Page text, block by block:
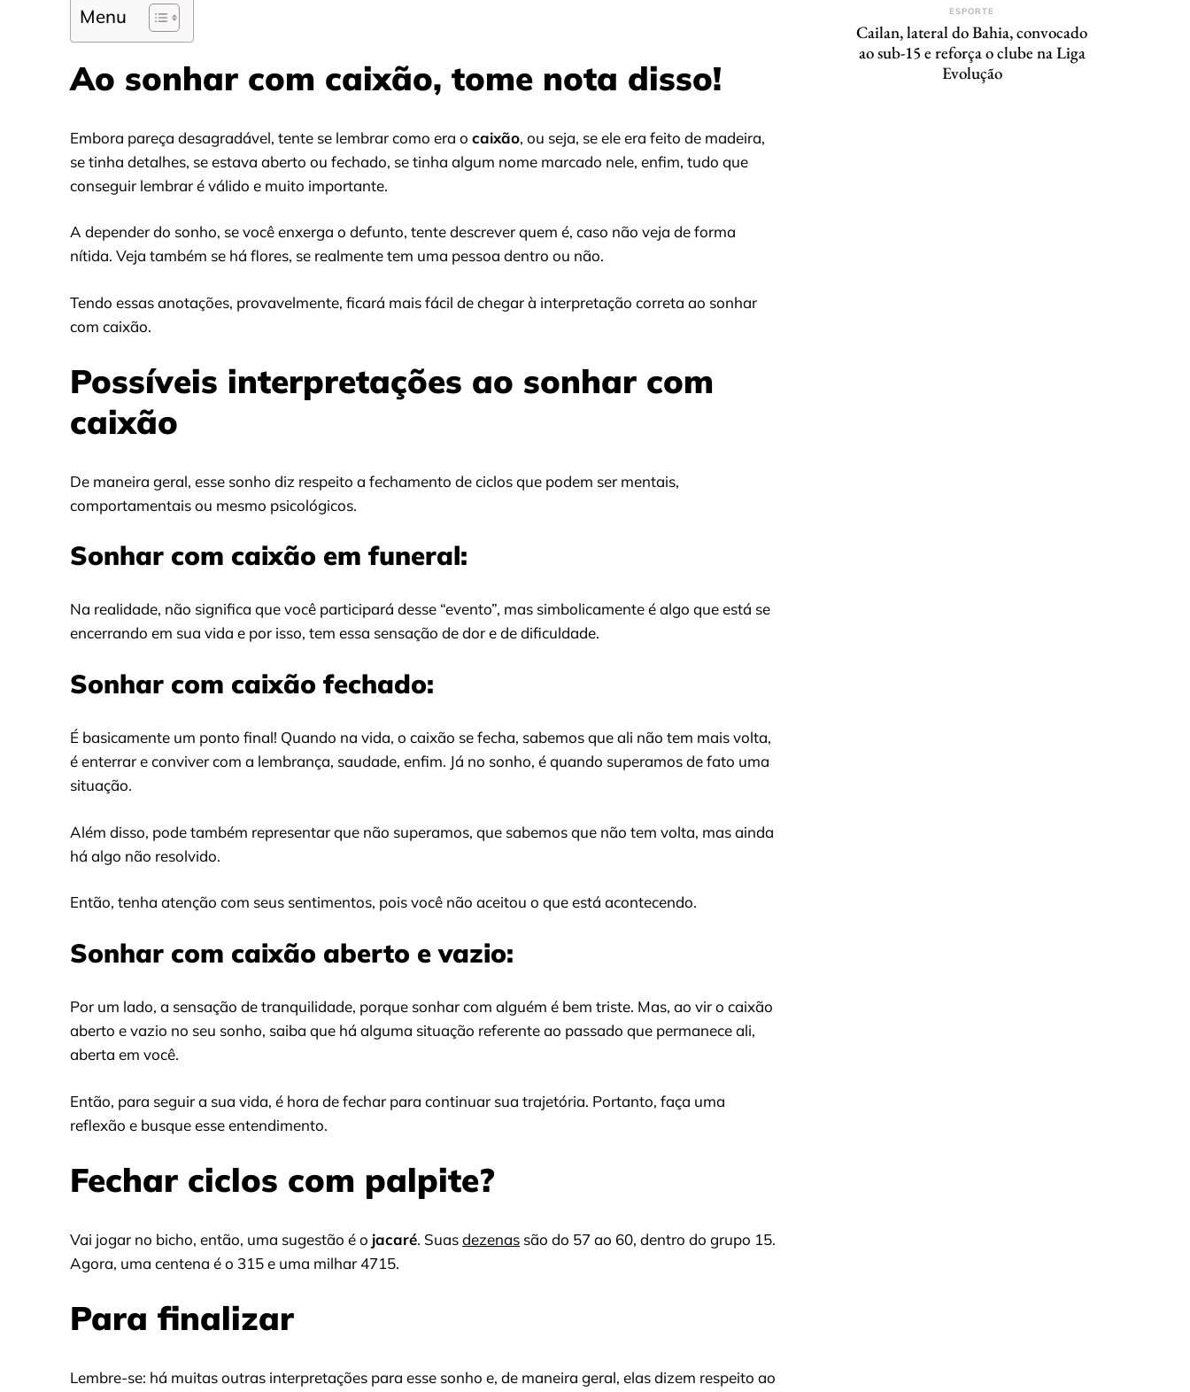
Menu
Ao sonhar com caixão, tome nota disso!
Embora pareça desagradável, tente se lembrar como era o caixão, ou seja, se ele era feito de madeira,
se tinha detalhes, se estava aberto ou fechado, se tinha algum nome marcado nele, enfim, tudo que
conseguir lembrar é válido e muito importante.
A depender do sonho, se você enxerga o defunto, tente descrever quem é, caso não veja de forma
nítida. Veja também se há flores, se realmente tem uma pessoa dentro ou não.
Tendo essas anotações, provavelmente, ficará mais fácil de chegar à interpretação correta ao sonhar
com caixão.
Possíveis interpretações ao sonhar com
caixão
De maneira geral, esse sonho diz respeito a fechamento de ciclos que podem ser mentais,
comportamentais ou mesmo psicológicos.
Sonhar com caixão em funeral:
Na realidade, não significa que você participará desse “evento”, mas simbolicamente é algo que está se
encerrando em sua vida e por isso, tem essa sensação de dor e de dificuldade.
Sonhar com caixão fechado:
É basicamente um ponto final! Quando na vida, o caixão se fecha, sabemos que ali não tem mais volta,
é enterrar e conviver com a lembrança, saudade, enfim. Já no sonho, é quando superamos de fato uma
situação.
Além disso, pode também representar que não superamos, que sabemos que não tem volta, mas ainda
há algo não resolvido.
Então, tenha atenção com seus sentimentos, pois você não aceitou o que está acontecendo.
Sonhar com caixão aberto e vazio:
Por um lado, a sensação de tranquilidade, porque sonhar com alguém é bem triste. Mas, ao vir o caixão
aberto e vazio no seu sonho, saiba que há alguma situação referente ao passado que permanece ali,
aberta em você.
Então, para seguir a sua vida, é hora de fechar para continuar sua trajetória. Portanto, faça uma
reflexão e busque esse entendimento.
Fechar ciclos com palpite?
Vai jogar no bicho, então, uma sugestão é o jacaré. Suasdezenas são do 57 ao 60, dentro do grupo 15.
Agora, uma centena é o 315 e uma milhar 4715.
Para finalizar
Lembre-se: há muitas outras interpretações para esse sonho e, de maneira geral, elas dizem respeito ao
ESPORTE
Cailan, lateral do Bahia, convocado
ao sub-15 e reforça o clube na Liga
Evolução